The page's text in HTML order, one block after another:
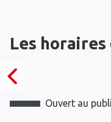
Les horaires
Ouvert au